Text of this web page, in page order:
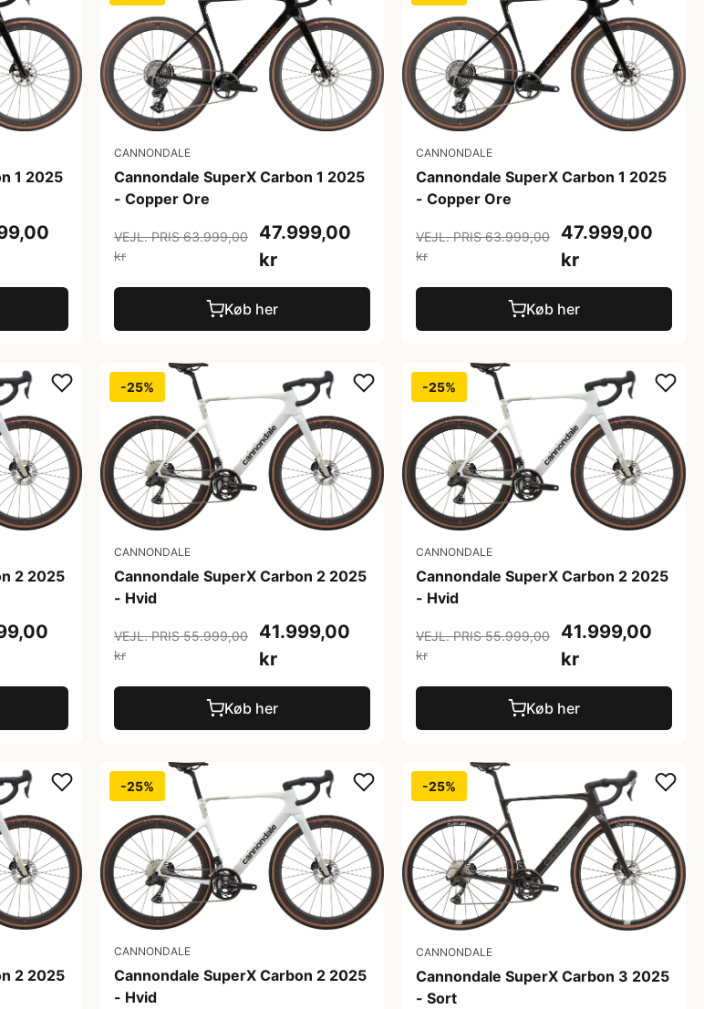
1 2025
CANNONDALE
Cannondale SuperX Carbon 1 2025
- Copper Ore
VEJL. PRIS 63.999,00
kr
47.999,00
kr
Køb her
CANNONDALE
Cannondale SuperX Carbon 1 2025
- Copper Ore
VEJL. PRIS 63.999,00
kr
47.999,00
kr
Køb her
2 2025
-25%
CANNONDALE
Cannondale SuperX Carbon 2 2025
- Hvid
VEJL. PRIS 55.999,00
kr
41.999,00
kr
Køb her
-25%
CANNONDALE
Cannondale SuperX Carbon 2 2025
- Hvid
VEJL. PRIS 55.999,00
kr
41.999,00
kr
Køb her
2 2025
-25%
CANNONDALE
Cannondale SuperX Carbon 2 2025
- Hvid
-25%
CANNONDALE
Cannondale SuperX Carbon 3 2025
- Sort